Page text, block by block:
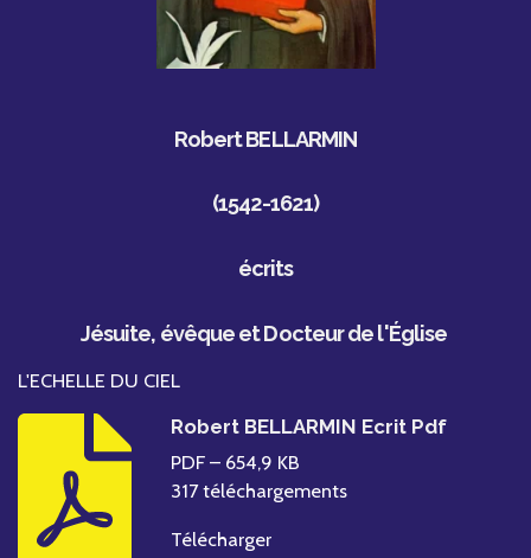
Robert BELLARMIN
(1542-1621)
écrits
Jésuite, évêque etDocteur de l'Église
L'ECHELLE DU CIEL
Robert BELLARMIN Ecrit Pdf
PDF – 654,9 KB
317 téléchargements
Télécharger